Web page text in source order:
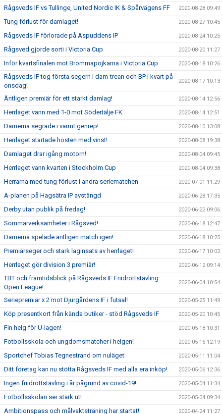
Rågsveds IF vs Tullinge, United Nordic IK & Spårvägens FF 2020-08-28 09:49
Tung förlust för damlaget! 2020-08-27 10:45
Rågsveds IF förlorade på Aspuddens IP 2020-08-24 10:25
Rågsved gjorde sorti i Victoria Cup 2020-08-20 11:27
Inför kvartsfinalen mot Brommapojkarna i Victoria Cup 2020-08-18 10:26
Rågsveds IF tog första segern i dam-trean och BP i kvart på
onsdag!
2020-08-17 10:13
Äntligen premiär för ett starkt damlag! 2020-08-14 12:56
Herrlaget vann med 1-0 mot Södertälje FK 2020-08-14 12:51
Damerna segrade i varmt genrep! 2020-08-10 13:08
Herrlaget startade hösten med vinst! 2020-08-08 19:38
Damlaget drar igång motorn! 2020-08-04 09:45
Herrlaget vann kvarten i Stockholm Cup 2020-08-04 09:38
Herrarna med tung förlust i andra seriematchen 2020-07-01 11:29
A-planen på Hagsätra IP avstängd 2020-06-28 17:35
Derby utan publik på fredag! 2020-06-22 09:06
Sommarverksamheter i Rågsved! 2020-06-18 12:47
Damerna spelade äntligen match igen! 2020-06-18 10:25
Premiärseger och stark laginsats av herrlaget! 2020-06-17 10:02
Herrlaget gör division 3 premiär! 2020-06-12 09:14
TBT och framtidsblick på Rågsveds IF Friidrottstävling:
Open League!
2020-06-04 10:54
Seriepremiär x 2 mot Djurgårdens IF i futsal! 2020-05-25 11:49
Köp presentkort från kända butiker - stöd Rågsveds IF 2020-05-20 10:45
Fin helg för U-lagen! 2020-05-18 10:31
Fotbollsskola och ungdomsmatcher i helgen! 2020-05-15 12:19
Sportchef Tobias Tegnestrand om nuläget 2020-05-11 11:04
Ditt företag kan nu stötta Rågsveds IF med alla era inköp! 2020-05-06 12:36
Ingen friidrottstävling i år pågrund av covid-19! 2020-05-04 11:34
Fotbollsskolan ser stark ut! 2020-05-04 09:34
Ambitionspass och målvaktsträning har startat! 2020-04-24 11:27